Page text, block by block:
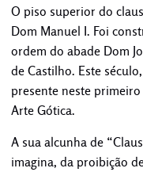
O piso superior do
Dom Manuel I. Foi
ordem do abade Dom
de Castilho. Este
presente neste
Arte Gótica.
A sua alcunha de
imagina, da proibição